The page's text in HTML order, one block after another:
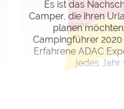
Es ist das
Camper, die ihren
planen
Campingführer 2020
Erfahrene ADAC
jedes Jahr